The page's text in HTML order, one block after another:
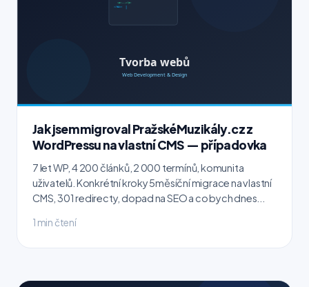
Jak jsem migroval PražskéMuzikály.cz z
WordPressu na vlastní CMS — případovka
7 let WP, 4 200 článků, 2 000 termínů, komunita
uživatelů. Konkrétní kroky 5měsíční migrace na vlastní
CMS, 301 redirecty, dopad na SEO a co bych dnes...
1 min čtení